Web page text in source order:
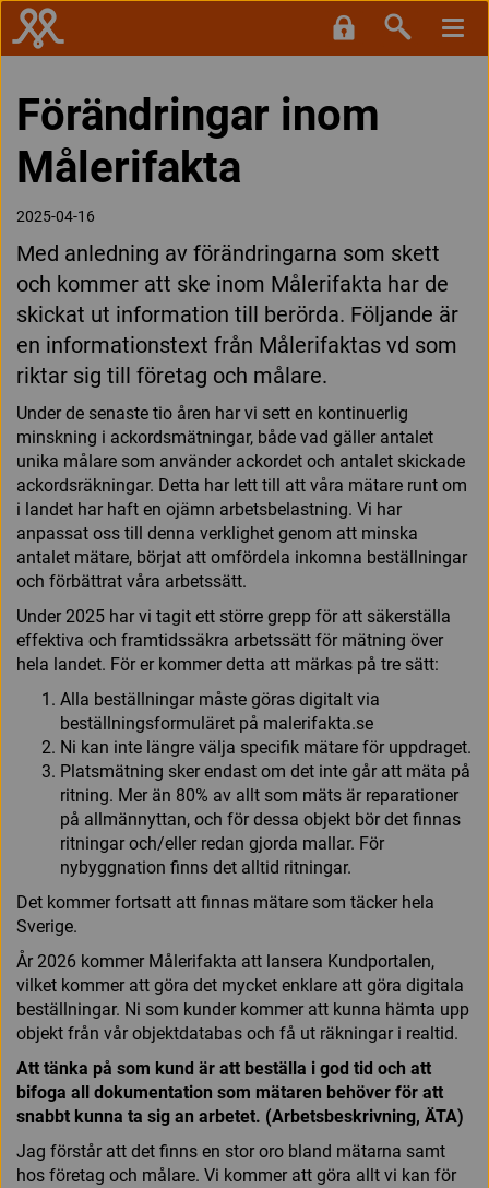
Förändringar inom
Målerifakta
2025-04-16
Med anledning av förändringarna som skett
och kommer att ske inom Målerifakta har de
skickat ut information till berörda. Följande är
en informationstext från Målerifaktas vd som
riktar sig till företag och målare.
Under de senaste tio åren har vi sett en kontinuerlig
minskning i ackordsmätningar, både vad gäller antalet
unika målare som använder ackordet och antalet skickade
ackordsräkningar. Detta har lett till att våra mätare runt om
i landet har haft en ojämn arbetsbelastning. Vi har
anpassat oss till denna verklighet genom att minska
antalet mätare, börjat att omfördela inkomna beställningar
och förbättrat våra arbetssätt.
Under 2025 har vi tagit ett större grepp för att säkerställa
effektiva och framtidssäkra arbetssätt för mätning över
hela landet. För er kommer detta att märkas på tre sätt:
Alla beställningar måste göras digitalt via
beställningsformuläret på malerifakta.se
Ni kan inte längre välja specifik mätare för uppdraget.
Platsmätning sker endast om det inte går att mäta på
ritning. Mer än 80% av allt som mäts är reparationer
på allmännyttan, och för dessa objekt bör det finnas
ritningar och/eller redan gjorda mallar. För
nybyggnation finns det alltid ritningar.
Det kommer fortsatt att finnas mätare som täcker hela
Sverige.
År 2026 kommer Målerifakta att lansera Kundportalen,
vilket kommer att göra det mycket enklare att göra digitala
beställningar. Ni som kunder kommer att kunna hämta upp
objekt från vår objektdatabas och få ut räkningar i realtid.
Att tänka på som kund är att beställa i god tid och att
bifoga all dokumentation som mätaren behöver för att
snabbt kunna ta sig an arbetet. (Arbetsbeskrivning, ÄTA)
Jag förstår att det finns en stor oro bland mätarna samt
hos företag och målare. Vi kommer att göra allt vi kan för